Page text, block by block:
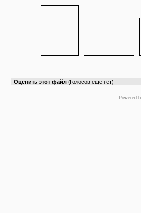
Оценить этот файл (Голосов ещё нет)
Powered